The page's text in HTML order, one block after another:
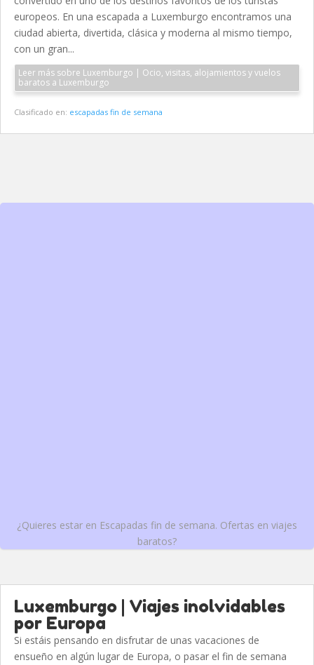
europeos. En una escapada a Luxemburgo encontramos una
ciudad abierta, divertida, clásica y moderna al mismo tiempo,
con un gran...
Leer más sobre Luxemburgo | Ocio, visitas, alojamientos y vuelos
baratos a Luxemburgo
Clasificado en: escapadas fin de semana
¿Quieres estar en Escapadas fin de semana. Ofertas en viajes
baratos?
Luxemburgo | Viajes inolvidables
por Europa
Si estáis pensando en disfrutar de unas vacaciones de
ensueño en algún lugar de Europa, o pasar el fin de semana